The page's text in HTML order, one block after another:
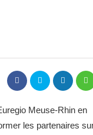
Meuse-Rhin en
les partenaires